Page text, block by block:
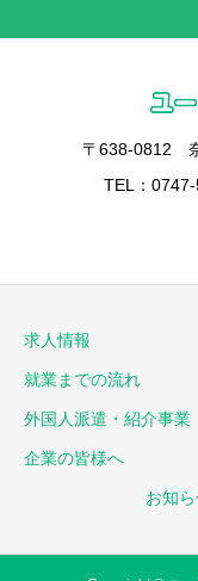
〒638-0812
TEL：
求人情報
就業までの流れ
外国人派遣・紹介事業
企業の皆様へ
お知